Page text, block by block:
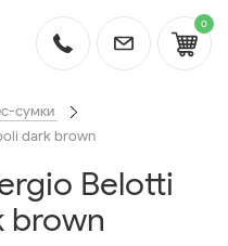
0
сумки
dark brown
Belotti
brown